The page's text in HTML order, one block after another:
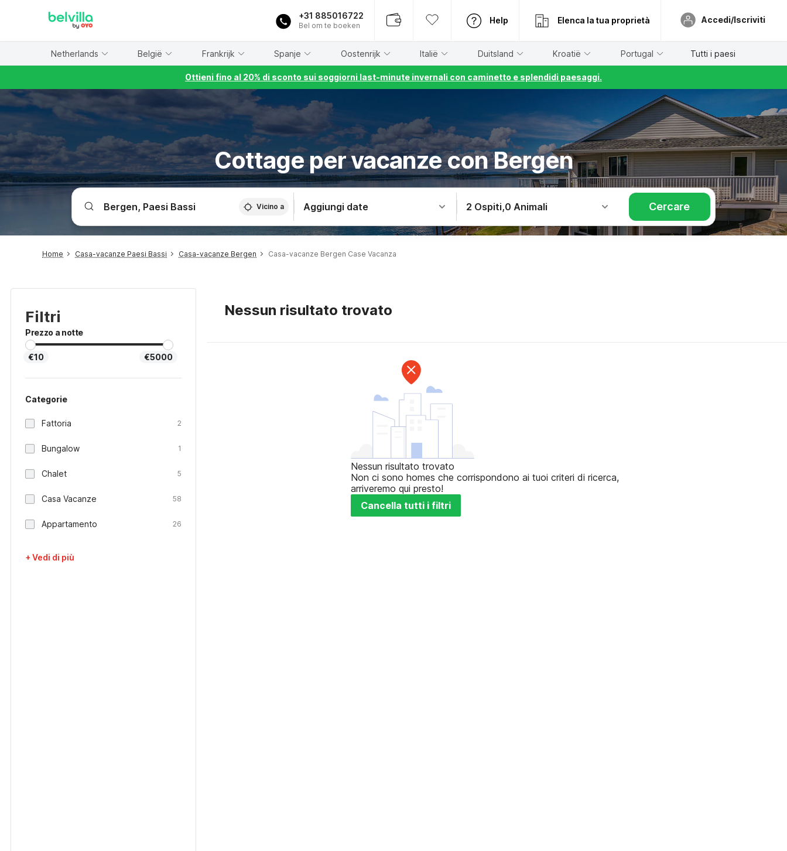
+31 885016722
Bel om te boeken
Help Elenca la tua proprietà Accedi/Iscriviti
Netherlands België Frankrijk Spanje Oostenrijk Italië Duitsland Kroatië Portugal Tutti i paesi
Ottieni fino al 20% di sconto sui soggiorni last-minute invernali con caminetto e splendidi paesaggi.
Cottage per vacanze con Bergen
Vicino a Aggiungi date 2 Ospiti,0 Animali Cercare
Home Casa-vacanze Paesi Bassi Casa-vacanze Bergen Casa-vacanze Bergen Case Vacanza
Filtri
Prezzo a notte
€10 €5000
Categorie
Fattoria 2
Bungalow 1
Chalet 5
Casa Vacanze 58
Appartamento 26
+ Vedi di più
Nessun risultato trovato
Nessun risultato trovato
Non ci sono homes che corrispondono ai tuoi criteri di ricerca,
arriveremo qui presto!
Cancella tutti i filtri